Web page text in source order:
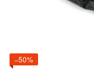
−50%